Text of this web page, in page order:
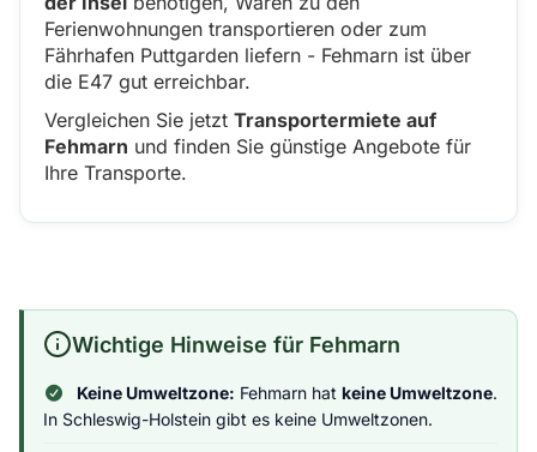
Ferienwohnungen transportieren oder zum
Fährhafen Puttgarden liefern - Fehmarn ist über
die E47 gut erreichbar.
Vergleichen Sie jetzt Transportermiete auf
Fehmarn und finden Sie günstige Angebote für
Ihre Transporte.
Wichtige Hinweise für Fehmarn
Keine Umweltzone: Fehmarn hat keine Umweltzone.
In Schleswig-Holstein gibt es keine Umweltzonen.